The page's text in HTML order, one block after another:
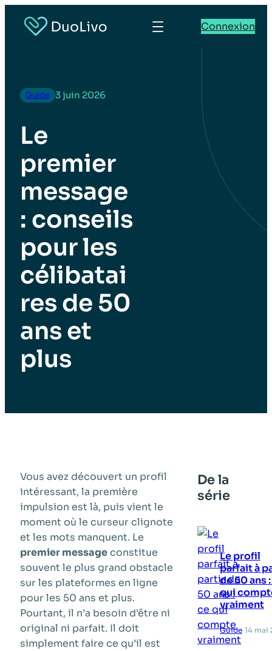
Connexion
Guide 3 juin 2026
Le
premier
message
: conseils
pour les
célibatai
res de 50
ans et
plus
Vous avez découvert un profil
intéressant, la première
impulsion est là, puis vient le
moment où le curseur clignote
et les mots manquent. Le
premier messageconstitue
souvent le plus grand obstacle
sur les plateformes en ligne
pour les 50 ans et plus.
Pourtant, il n’a besoin d’être ni
original ni parfait. Il doit
simplement faire ce qu’il est
De la
série
Le profil
parfait à
de 50 ans
qui
vraiment
Guide 14 mai